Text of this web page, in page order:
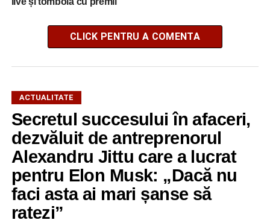
CLICK PENTRU A COMENTA
ACTUALITATE
Secretul succesului în afaceri,
dezvăluit de antreprenorul
Alexandru Jittu care a lucrat
pentru Elon Musk: „Dacă nu
faci asta ai mari șanse să
ratezi”